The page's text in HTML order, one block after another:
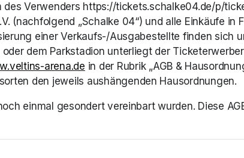
Verwenders https://tickets.schalke04.de/p/
(nachfolgend „Schalke 04“) und alle Einkäufe in
einer Verkaufs-/Ausgabestellte finden sich
dem Parkstadion unterliegt der
arena.de (opens in a new tab)
in der Rubrik „AGB &
den jeweils aushängenden Hausordnungen.
einmal gesondert vereinbart wurden. Diese